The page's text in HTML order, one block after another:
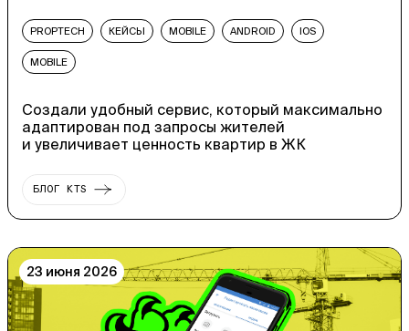
PROPTECH КЕЙСЫ MOBILE ANDROID IOS
MOBILE
Создали удобный сервис, который максимально
адаптирован под запросы жителей
и увеличивает ценность квартир в ЖК
БЛОГ KTS
23 июня 2026